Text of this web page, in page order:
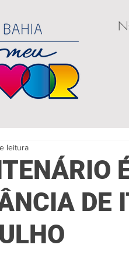
DE
leitura